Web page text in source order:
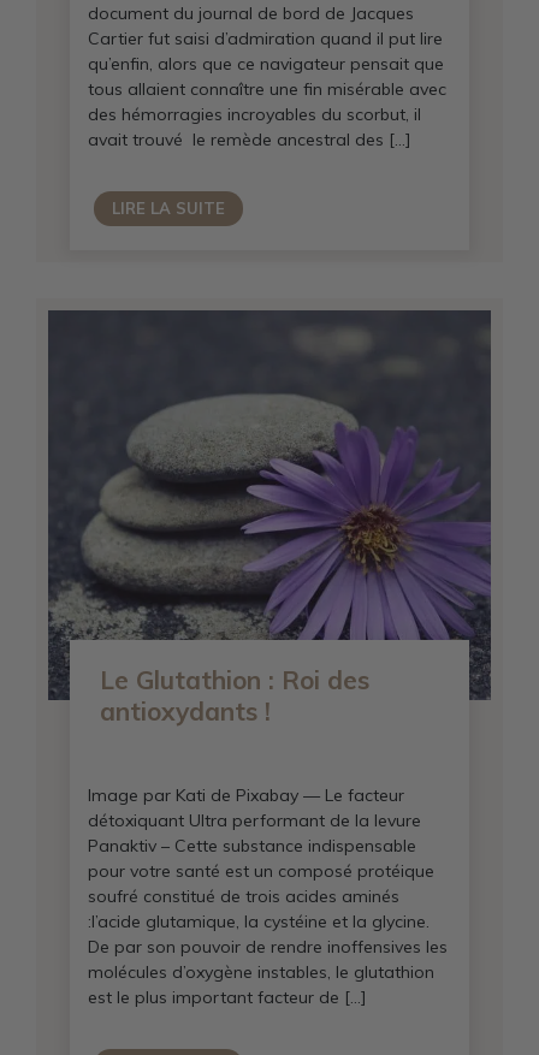
document du journal de bord de Jacques
Cartier fut saisi d’admiration quand il put lire
qu’enfin, alors que ce navigateur pensait que
tous allaient connaître une fin misérable avec
des hémorragies incroyables du scorbut, il
avait trouvé le remède ancestral des […]
LIRE LA SUITE
Le Glutathion : Roi des
antioxydants !
Image par Kati de Pixabay — Le facteur
détoxiquant Ultra performant de la levure
Panaktiv – Cette substance indispensable
pour votre santé est un composé protéique
soufré constitué de trois acides aminés
:l’acide glutamique, la cystéine et la glycine.
De par son pouvoir de rendre inoffensives les
molécules d’oxygène instables, le glutathion
est le plus important facteur de […]